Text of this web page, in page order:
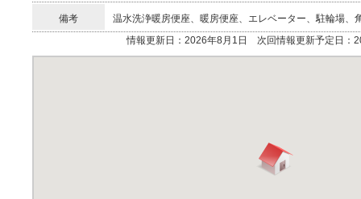
備考
温水洗浄暖房便座、暖房便座、エレベーター、駐輪場、
情報更新日：2026年8月1日 次回情報更新予定日：